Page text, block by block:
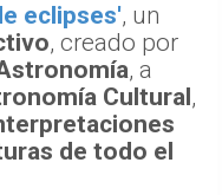
eclipses', un
, creado por
, a
Cultural,
de todo el